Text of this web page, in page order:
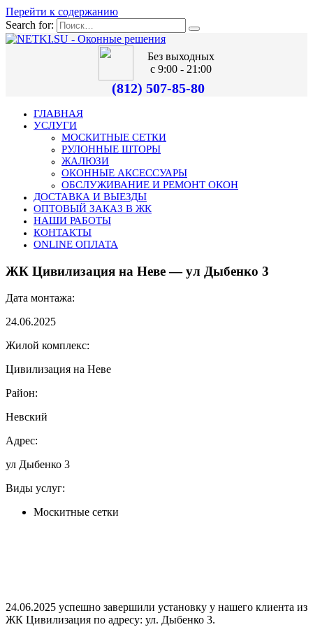
Перейти к содержанию
Search for:
Без выходных
с 9:00 - 21:00
(812) 507-85-80
ГЛАВНАЯ
УСЛУГИ
МОСКИТНЫЕ СЕТКИ
РУЛОННЫЕ ШТОРЫ
ЖАЛЮЗИ
ОКОННЫЕ АКСЕССУАРЫ
ОБСЛУЖИВАНИЕ И РЕМОНТ ОКОН
ДОСТАВКА И ВЫЕЗДЫ
ОПТОВЫЙ ЗАКАЗ В ЖК
НАШИ РАБОТЫ
КОНТАКТЫ
ONLINE ОПЛАТА
ЖК Цивилизация на Неве — ул Дыбенко 3
Дата монтажа:
24.06.2025
Жилой комплекс:
Цивилизация на Неве
Район:
Невский
Адрес:
ул Дыбенко 3
Виды услуг:
Москитные сетки
24.06.2025 успешно завершили установку у нашего клиента из
ЖК Цивилизация по адресу: ул. Дыбенко 3.